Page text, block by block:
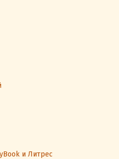
и Литрес